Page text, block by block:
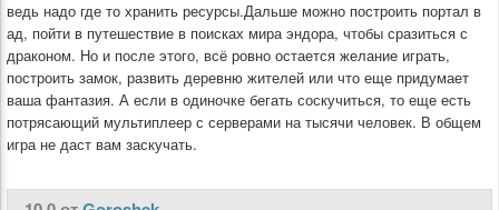
ведь надо где то хранить ресурсы.Дальше можно построить портал в
ад, пойти в путешествие в поисках мира эндора, чтобы сразиться с
драконом. Но и после этого, всё ровно остается желание играть,
построить замок, развить деревню жителей или что еще придумает
ваша фантазия. А если в одиночке бегать соскучиться, то еще есть
потрясающий мультиплеер с серверами на тысячи человек. В общем
игра не даст вам заскучать.